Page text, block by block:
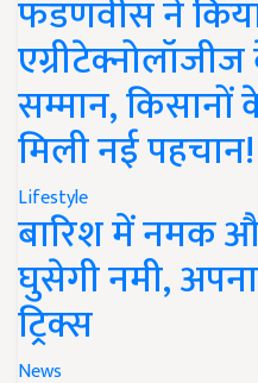
फडणवीस ने
सम्मान, किसानों
मिली नई पहचान!
Lifestyle
बारिश में नमक
घुसेगी नमी,
ट्रिक्स
News